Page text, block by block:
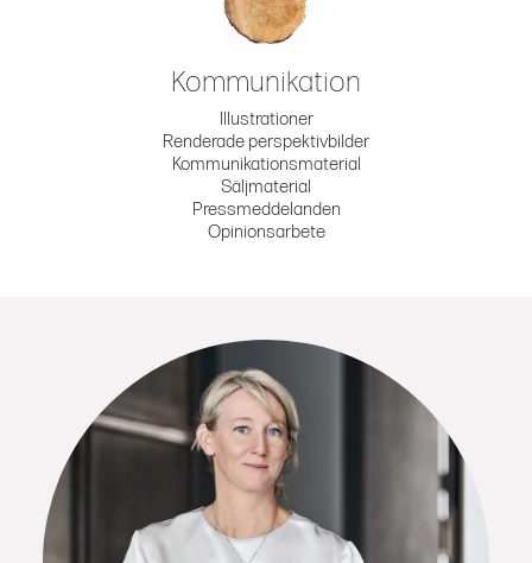
Kommunikation
Illustrationer
Renderade perspektivbilder
Kommunikationsmaterial
Säljmaterial
Pressmeddelanden
Opinionsarbete